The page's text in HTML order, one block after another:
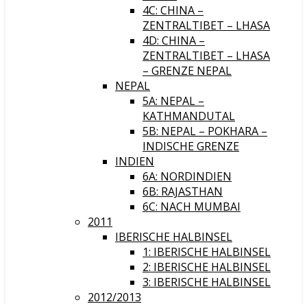
4C: CHINA –
ZENTRALTIBET – LHASA
4D: CHINA –
ZENTRALTIBET – LHASA
– GRENZE NEPAL
NEPAL
5A: NEPAL –
KATHMANDUTAL
5B: NEPAL – POKHARA –
INDISCHE GRENZE
INDIEN
6A: NORDINDIEN
6B: RAJASTHAN
6C: NACH MUMBAI
2011
IBERISCHE HALBINSEL
1: IBERISCHE HALBINSEL
2: IBERISCHE HALBINSEL
3: IBERISCHE HALBINSEL
2012/2013